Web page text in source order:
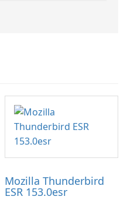
Mozilla Thunderbird
ESR 153.0esr